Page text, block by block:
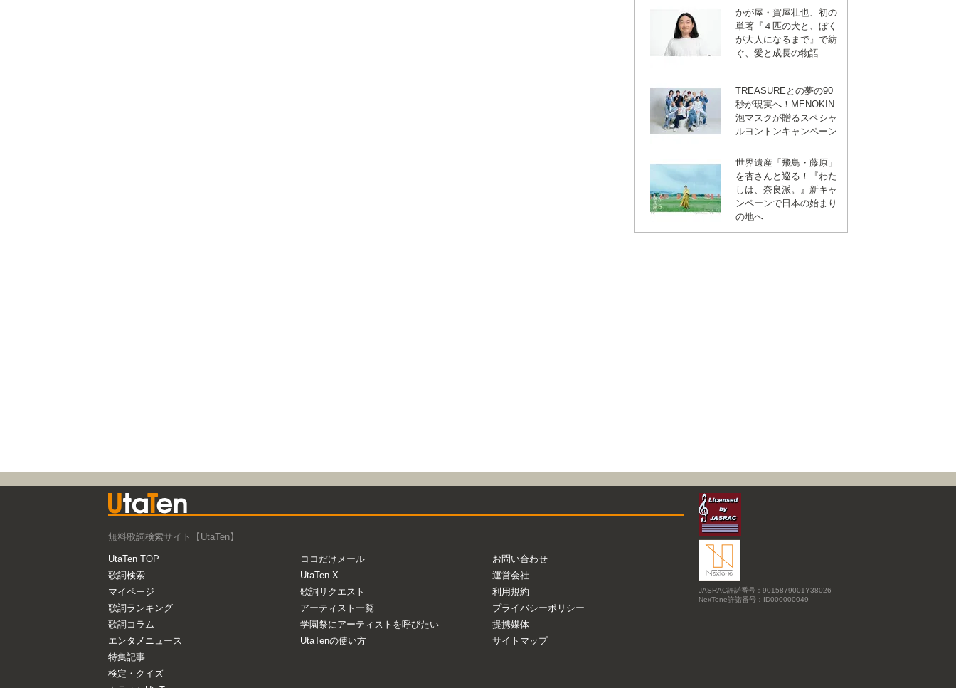
かが屋・賀屋壮也、初の
単著『４匹の犬と、ぼく
が大人になるまで』で紡
ぐ、愛と成長の物語
TREASUREとの夢の90
秒が現実へ！MENOKIN
泡マスクが贈るスペシャ
ルヨントンキャンペーン
世界遺産「飛鳥・藤原」
を杏さんと巡る！『わた
しは、奈良派。』新キャ
ンペーンで日本の始まり
の地へ
無料歌詞検索サイト【UtaTen】
UtaTen TOP
歌詞検索
マイページ
歌詞ランキング
歌詞コラム
エンタメニュース
特集記事
検定・クイズ
ココだけメール
UtaTen X
歌詞リクエスト
アーティスト一覧
学園祭にアーティストを呼びたい
UtaTenの使い方
お問い合わせ
運営会社
利用規約
プライバシーポリシー
提携媒体
サイトマップ
JASRAC許諾番号：9015879001Y38026
NexTone許諾番号：ID000000049